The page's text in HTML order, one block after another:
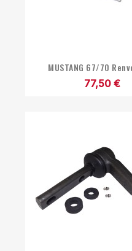
Aperçu
MUSTANG 67/70
77,50 €